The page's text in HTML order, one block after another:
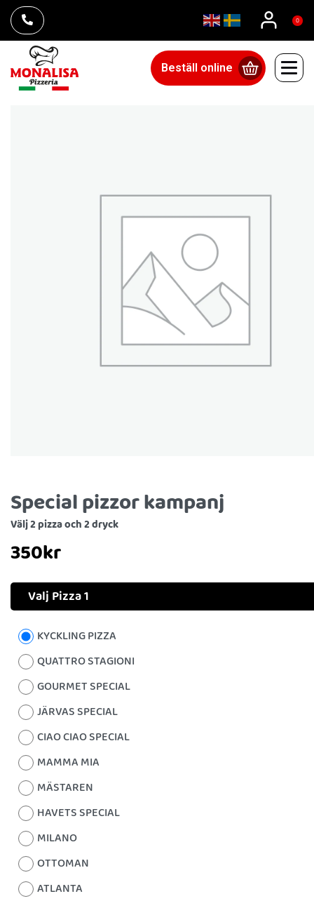
0
Beställ online
Special pizzor kampanj
Välj 2 pizza och 2 dryck
350kr
Valj Pizza 1
KYCKLING PIZZA
QUATTRO STAGIONI
GOURMET SPECIAL
JÄRVAS SPECIAL
CIAO CIAO SPECIAL
MAMMA MIA
MÄSTAREN
HAVETS SPECIAL
MILANO
OTTOMAN
ATLANTA